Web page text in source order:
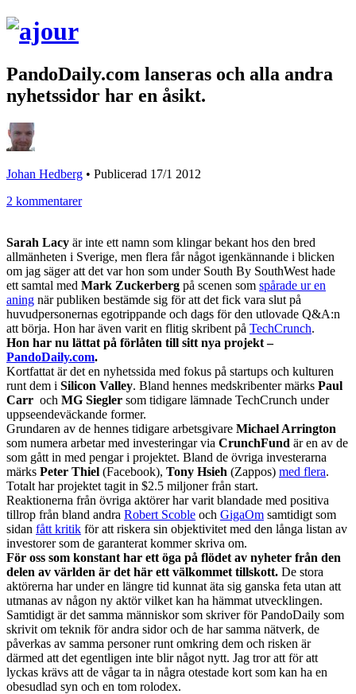
PandoDaily.com lanseras och alla andra
nyhetssidor har en åsikt.
Johan Hedberg • Publicerad 17/1 2012
2 kommentarer
Sarah Lacy är inte ett namn som klingar bekant hos den bred
allmänheten i Sverige, men flera får något igenkännande i blicken
om jag säger att det var hon som under South By SouthWest hade
ett samtal med Mark Zuckerberg på scenen som spårade ur en
aning när publiken bestämde sig för att det fick vara slut på
huvudpersonernas egotrippande och dags för den utlovade Q&A:n
att börja. Hon har även varit en flitig skribent på TechCrunch.
Hon har nu lättat på förlåten till sitt nya projekt –
PandoDaily.com.
Kortfattat är det en nyhetssida med fokus på startups och kulturen
runt dem i Silicon Valley. Bland hennes medskribenter märks Paul
Carr och MG Siegler som tidigare lämnade TechCrunch under
uppseendeväckande former.
Grundaren av de hennes tidigare arbetsgivare Michael Arrington
som numera arbetar med investeringar via CrunchFund är en av de
som gått in med pengar i projektet. Bland de övriga investerarna
märks Peter Thiel (Facebook), Tony Hsieh (Zappos) med flera.
Totalt har projektet tagit in $2.5 miljoner från start.
Reaktionerna från övriga aktörer har varit blandade med positiva
tillrop från bland andra Robert Scoble och GigaOm samtidigt som
sidan fått kritik för att riskera sin objektivitet med den långa listan av
investorer som de garanterat kommer skriva om.
För oss som konstant har ett öga på flödet av nyheter från den
delen av världen är det här ett välkommet tillskott. De stora
aktörerna har under en längre tid kunnat äta sig ganska feta utan att
utmanas av någon ny aktör vilket kan ha hämmat utvecklingen.
Samtidigt är det samma människor som skriver för PandoDaily som
skrivit om teknik för andra sidor och de har samma nätverk, de
påverkas av samma personer runt omkring dem och risken är
därmed att det egentligen inte blir något nytt. Jag tror att för att
lyckas krävs att de vågar ta in några otestade kort som kan ha en
obesudlad syn och en tom rolodex.